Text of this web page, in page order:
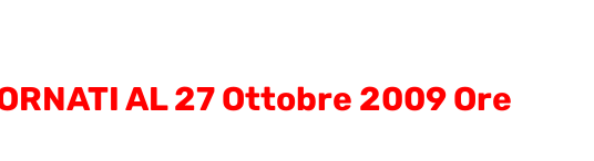
AL 27 Ottobre 2009 Ore